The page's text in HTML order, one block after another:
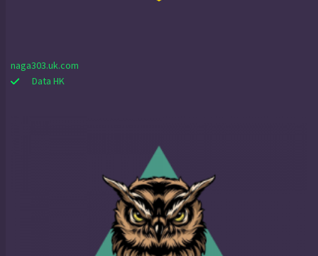
naga303.uk.com
Data HK